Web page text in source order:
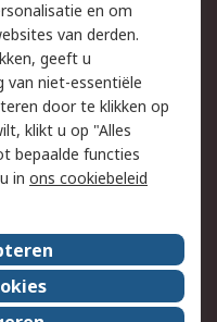
veiligheid
ons
bij RS
en om
van derden.
geeft u
van niet-essentiële
door te klikken op
klikt u op "Alles
bepaalde functies
in ons cookiebeleid